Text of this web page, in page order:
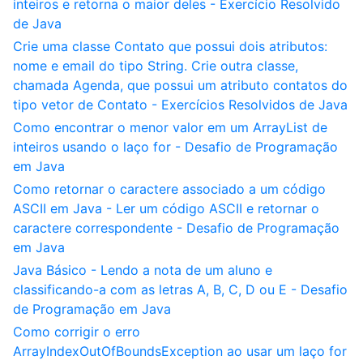
inteiros e retorna o maior deles - Exercício Resolvido
de Java
Crie uma classe Contato que possui dois atributos:
nome e email do tipo String. Crie outra classe,
chamada Agenda, que possui um atributo contatos do
tipo vetor de Contato - Exercícios Resolvidos de Java
Como encontrar o menor valor em um ArrayList de
inteiros usando o laço for - Desafio de Programação
em Java
Como retornar o caractere associado a um código
ASCII em Java - Ler um código ASCII e retornar o
caractere correspondente - Desafio de Programação
em Java
Java Básico - Lendo a nota de um aluno e
classificando-a com as letras A, B, C, D ou E - Desafio
de Programação em Java
Como corrigir o erro
ArrayIndexOutOfBoundsException ao usar um laço for